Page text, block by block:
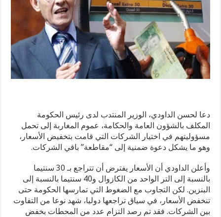
دعا لحسن الداودي، الوزير المنتدب لدى رئيس الحكومة
المكلف بالشؤون العامة والحكامة، عموم المغاربة إلى تحمل
مسؤوليتهم في اختيار الشركات التي قامت بتخفيض الأسعار،
وهو ما يشكل دعوة ضمنية إلى “مقاطعة” باقي الشركات.
وأعلن الداودي أن الأسعار يفترض أن تتراجع بـ 30 سنتيما
بالنسبة إلى التر الواحد من الكازوال و40 سنتيما بالنسبة إلى
البنزين. لكن التجاوب مع الضغوط التي تمارسها الحكومة حتى
تنخفض الأسعار، في سياق تراجعها دوليا، شهد نوعا من التفاوت
بين الشركات. فقد تم رصد التزام عدد من المحطات بخفض